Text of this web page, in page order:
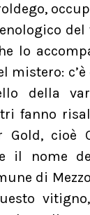
lo
mistero:
della
fanno
Gold, cioè
il nome
di